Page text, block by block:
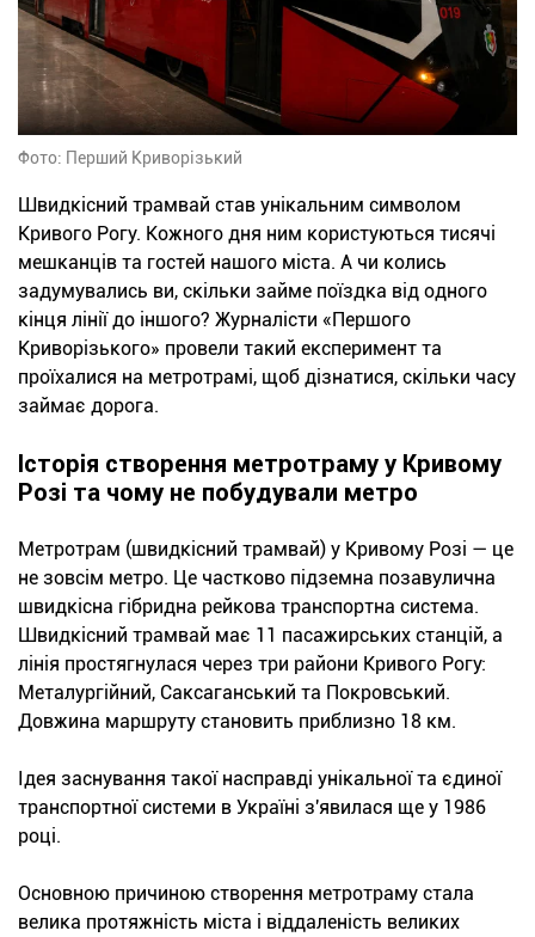
Фото: Перший Криворізький
Швидкісний трамвай став унікальним символом
Кривого Рогу. Кожного дня ним користуються тисячі
мешканців та гостей нашого міста. А чи колись
задумувались ви, скільки займе поїздка від одного
кінця лінії до іншого? Журналісти «Першого
Криворізького» провели такий експеримент та
проїхалися на метротрамі, щоб дізнатися, скільки часу
займає дорога.
Історія створення метротраму у Кривому
Розі та чому не побудували метро
Метротрам (швидкісний трамвай) у Кривому Розі — це
не зовсім метро. Це частково підземна позавулична
швидкісна гібридна рейкова транспортна система.
Швидкісний трамвай має 11 пасажирських станцій, а
лінія простягнулася через три райони Кривого Рогу:
Металургійний, Саксаганський та Покровський.
Довжина маршруту становить приблизно 18 км.
Ідея заснування такої насправді унікальної та єдиної
транспортної системи в Україні з'явилася ще у 1986
році.
Основною причиною створення метротраму стала
велика протяжність міста і віддаленість великих